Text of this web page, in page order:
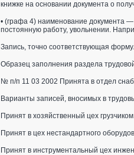
книжке на основании документа о
• (графа 4) наименование документа
постоянную работу, увольнении.
Запись, точно соответствующая
Образец заполнения раздела
№ п/п 11 03 2002 Принята в отдел
Варианты записей, вносимых в
Принят в хозяйственный цех
Принят в цех нестандартного
Принят в инструментальный цех